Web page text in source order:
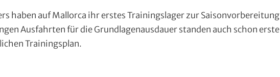
Gießen
und
Wieseck,
haben auf Mallorca ihr erstes Trainingslager zur Saisonvorbereitung
Ausfahrten für die Grundlagenausdauer standen auch schon erste
Trainingsplan.